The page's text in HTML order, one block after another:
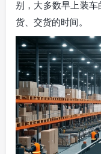
别，大多数早上装
货、交货的时间。